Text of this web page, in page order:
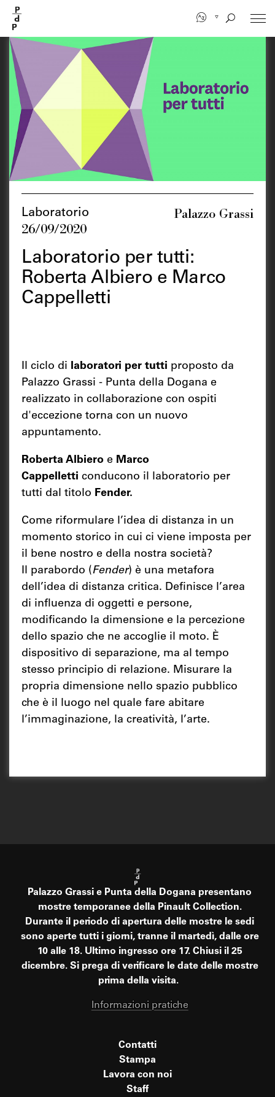
contenuto
principale
Laboratorio
26/09/2020
Palazzo Grassi
Laboratorio per tutti:
Roberta Albiero e Marco
Cappelletti
Il ciclo di laboratori per tutti proposto da
Palazzo Grassi - Punta della Dogana e
realizzato in collaborazione con ospiti
d'eccezione torna con un nuovo
appuntamento.
Roberta Albiero e Marco
Cappelletti conducono il laboratorio per
tutti dal titolo Fender.
Come riformulare l’idea di distanza in un
momento storico in cui ci viene imposta per
il bene nostro e della nostra società?
Il parabordo (Fender) è una metafora
dell’idea di distanza critica. Definisce l’area
di influenza di oggetti e persone,
modificando la dimensione e la percezione
dello spazio che ne accoglie il moto. È
dispositivo di separazione, ma al tempo
stesso principio di relazione. Misurare la
propria dimensione nello spazio pubblico
che è il luogo nel quale fare abitare
l’immaginazione, la creatività, l’arte.
Palazzo Grassi e Punta della Dogana presentano
mostre temporanee della Pinault Collection.
Durante il periodo di apertura delle mostre le sedi
sono aperte tutti i giorni, tranne il martedì, dalle ore
10 alle 18. Ultimo ingresso ore 17. Chiusi il 25
dicembre. Si prega di verificare le date delle mostre
prima della visita.
Informazioni pratiche
Contatti
Stampa
Lavora con noi
Staff